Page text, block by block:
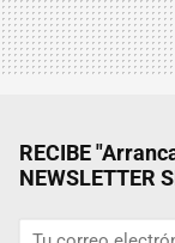
RECIBE
NEWSLETTER